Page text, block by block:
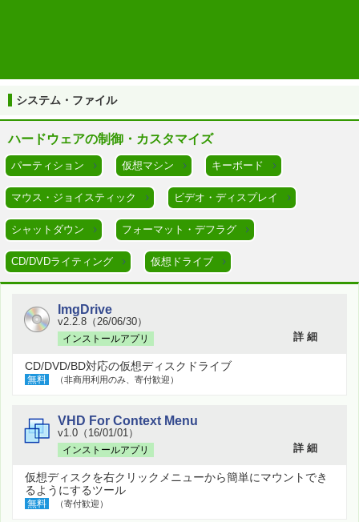
システム・ファイル
ハードウェアの制御・カスタマイズ
パーティション 仮想マシン キーボード
マウス・ジョイスティック ビデオ・ディスプレイ
シャットダウン フォーマット・デフラグ
CD/DVDライティング 仮想ドライブ
ImgDrive
v2.2.8（26/06/30）
インストールアプリ
詳 細
CD/DVD/BD対応の仮想ディスクドライブ
無料 （非商用利用のみ、寄付歓迎）
VHD For Context Menu
v1.0（16/01/01）
インストールアプリ
詳 細
仮想ディスクを右クリックメニューから簡単にマウントでき
るようにするツール
無料 （寄付歓迎）